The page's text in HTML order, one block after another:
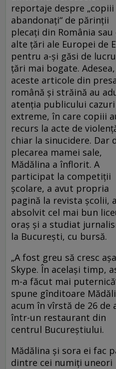
reportaje despre „copiii
abandonaţi“ de părinţii
plecaţi din România sau
alte ţări ale Europei de
pentru a-şi găsi de
ţări mai bogate. Adesea,
aceste articole din
română şi străină au
atenţia publicului cazuri
extreme, în care copiii
recurs la acte de
chiar la sinucidere. Dar
plecarea mamei sale,
Mădălina a înflorit. A
participat la competiţii
şcolare, a avut propria
pagină la revista şcolii, a
absolvit cel mai bun
oraş şi a studiat
la Bucureşti, cu bursă.
„A fost greu să cresc
Skype. În acelaşi timp,
m-a făcut mai
spune gînditoare
acum în vîrstă de 26 de
într-un restaurant din
centrul Bucureştiului.
Mădălina şi sora ei fac
dintre cei numiţi uneori